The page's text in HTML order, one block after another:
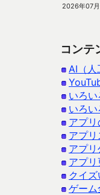
2026年07
コンテ
AI（人
いろ
いろ
アプ
アプ
アプ
アプ
クイ
ゲー